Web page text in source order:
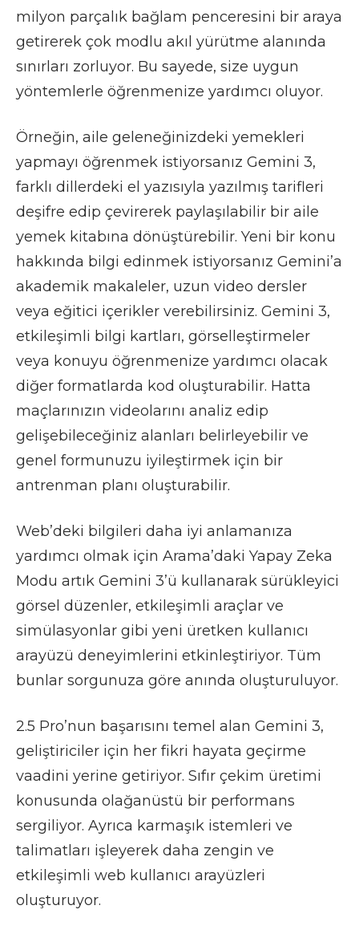
milyon parçalık bağlam penceresini bir araya
getirerek çok modlu akıl yürütme alanında
sınırları zorluyor. Bu sayede, size uygun
yöntemlerle öğrenmenize yardımcı oluyor.
Örneğin, aile geleneğinizdeki yemekleri
yapmayı öğrenmek istiyorsanız Gemini 3,
farklı dillerdeki el yazısıyla yazılmış tarifleri
deşifre edip çevirerek paylaşılabilir bir aile
yemek kitabına dönüştürebilir. Yeni bir konu
hakkında bilgi edinmek istiyorsanız Gemini’a
akademik makaleler, uzun video dersler
veya eğitici içerikler verebilirsiniz. Gemini 3,
etkileşimli bilgi kartları, görselleştirmeler
veya konuyu öğrenmenize yardımcı olacak
diğer formatlarda kod oluşturabilir. Hatta
maçlarınızın videolarını analiz edip
gelişebileceğiniz alanları belirleyebilir ve
genel formunuzu iyileştirmek için bir
antrenman planı oluşturabilir.
Web’deki bilgileri daha iyi anlamanıza
yardımcı olmak için Arama’daki Yapay Zeka
Modu artık Gemini 3’ü kullanarak sürükleyici
görsel düzenler, etkileşimli araçlar ve
simülasyonlar gibi yeni üretken kullanıcı
arayüzü deneyimlerini etkinleştiriyor. Tüm
bunlar sorgunuza göre anında oluşturuluyor.
2.5 Pro’nun başarısını temel alan Gemini 3,
geliştiriciler için her fikri hayata geçirme
vaadini yerine getiriyor. Sıfır çekim üretimi
konusunda olağanüstü bir performans
sergiliyor. Ayrıca karmaşık istemleri ve
talimatları işleyerek daha zengin ve
etkileşimli web kullanıcı arayüzleri
oluşturuyor.